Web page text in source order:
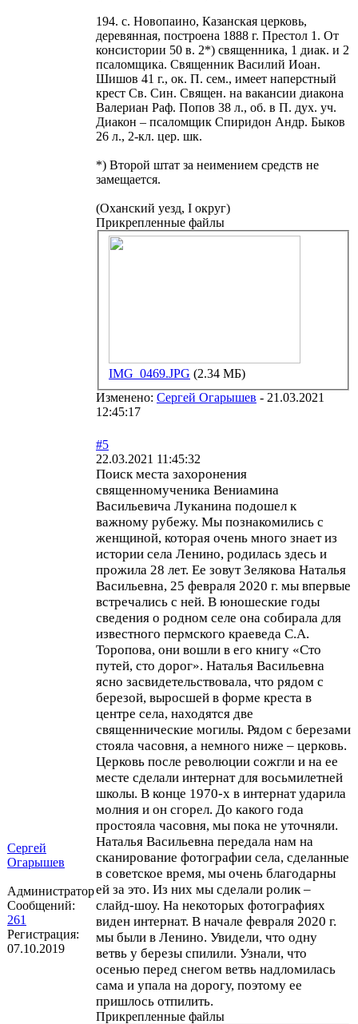
194. с. Новопаино, Казанская церковь,
деревянная, построена 1888 г. Престол 1. От
консистории 50 в. 2*) священника, 1 диак. и 2
псаломщика. Священник Василий Иоан.
Шишов 41 г., ок. П. сем., имеет наперстный
крест Св. Син. Священ. на вакансии диакона
Валериан Раф. Попов 38 л., об. в П. дух. уч.
Диакон – псаломщик Спиридон Андр. Быков
26 л., 2-кл. цер. шк.
*) Второй штат за неимением средств не
замещается.
(Оханский уезд, I округ)
Прикрепленные файлы
IMG_0469.JPG (2.34 МБ)
Изменено: Сергей Огарышев - 21.03.2021
12:45:17
Сергей
Огарышев
Администратор
Сообщений:
261
Регистрация:
07.10.2019
#5
22.03.2021 11:45:32
Поиск места захоронения
священномученика Вениамина
Васильевича Луканина подошел к
важному рубежу. Мы познакомились с
женщиной, которая очень много знает из
истории села Ленино, родилась здесь и
прожила 28 лет. Ее зовут Зелякова Наталья
Васильевна, 25 февраля 2020 г. мы впервые
встречались с ней. В юношеские годы
сведения о родном селе она собирала для
известного пермского краеведа С.А.
Торопова, они вошли в его книгу «Сто
путей, сто дорог». Наталья Васильевна
ясно засвидетельствовала, что рядом с
березой, выросшей в форме креста в
центре села, находятся две
священнические могилы. Рядом с березами
стояла часовня, а немного ниже – церковь.
Церковь после революции сожгли и на ее
месте сделали интернат для восьмилетней
школы. В конце 1970-х в интернат ударила
молния и он сгорел. До какого года
простояла часовня, мы пока не уточняли.
Наталья Васильевна передала нам на
сканирование фотографии села, сделанные
в советское время, мы очень благодарны
ей за это. Из них мы сделали ролик –
слайд-шоу. На некоторых фотографиях
виден интернат. В начале февраля 2020 г.
мы были в Ленино. Увидели, что одну
ветвь у березы спилили. Узнали, что
осенью перед снегом ветвь надломилась
сама и упала на дорогу, поэтому ее
пришлось отпилить.
Прикрепленные файлы